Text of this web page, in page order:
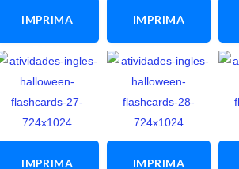
IMPRIMA
ATIVIDADE
IMPRIMA
ATIVIDADE
IMPRIMA IMPRIMA